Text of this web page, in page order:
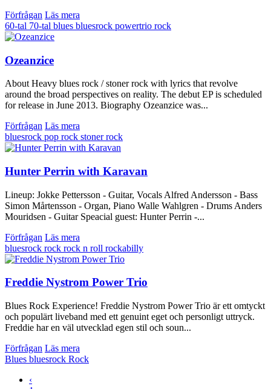
Förfrågan Läs mera
60-tal 70-tal blues bluesrock powertrio rock
Ozeanzice
About Heavy blues rock / stoner rock with lyrics that revolve
around the broad perspectives on reality. The debut EP is scheduled
for release in June 2013. Biography Ozeanzice was...
Förfrågan Läs mera
bluesrock pop rock stoner rock
Hunter Perrin with Karavan
Lineup: Jokke Pettersson - Guitar, Vocals Alfred Andersson - Bass
Simon Mårtensson - Organ, Piano Walle Wahlgren - Drums Anders
Mouridsen - Guitar Speacial guest: Hunter Perrin -...
Förfrågan Läs mera
bluesrock rock rock n roll rockabilly
Freddie Nystrom Power Trio
Blues Rock Experience! Freddie Nystrom Power Trio är ett omtyckt
och populärt liveband med ett genuint eget och personligt uttryck.
Freddie har en väl utvecklad egen stil och soun...
Förfrågan Läs mera
Blues bluesrock Rock
‹